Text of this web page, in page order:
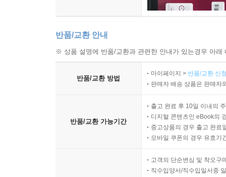
반품/교환 안내
※ 상품 설명에 반품/교환과 관련한 안내가 있는경우 아
반품/교환 방법
마이페이지 > 반품/교환 신
판매자 배송 상품은 판매자
반품/교환 가능기간
출고 완료 후 10일 이내의
디지털 콘텐츠인 eBook의
중고상품의 경우 출고 완료
모바일 쿠폰의 경우 유효기
고객의 단순변심 및 착오구
직수입양서/직수입일서중